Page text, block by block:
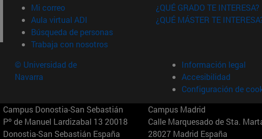
Mi correo(abre en nueva ventana)
Aula virtual ADI (abre en nueva ventana)
Búsqueda de personas(abre en nueva ventana)
Trabaja con nosotros(abre en nueva ventana)
¿QUÉ GRADO TE INTERESA?
¿QUÉ MÁSTER TE
© Universidad de
Navarra
Información legal
Accesibilidad
Configuración de
Campus Donostia-San Sebastián
Pº de Manuel Lardizabal 13 20018
Donostia-San Sebastián España
Campus Madrid
Calle Marquesado de Sta.
28027 Madrid España